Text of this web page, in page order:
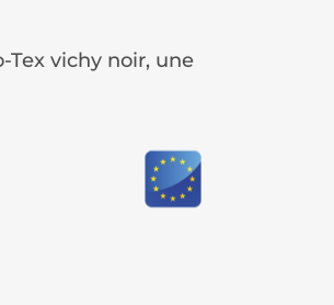
Tex vichy noir, une